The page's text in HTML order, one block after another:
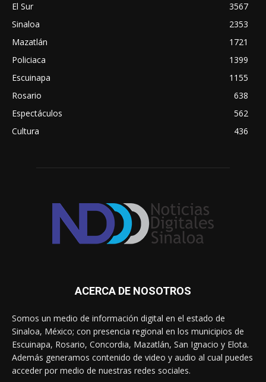
El Sur
3567
Sinaloa
2353
Mazatlán
1721
Policiaca
1399
Escuinapa
1155
Rosario
638
Espectáculos
562
Cultura
436
ACERCA DE NOSOTROS
Somos un medio de información digital en el estado de
Sinaloa, México; con presencia regional en los municipios de
Escuinapa, Rosario, Concordia, Mazatlán, San Ignacio y Elota.
Además generamos contenido de video y audio al cual puedes
acceder por medio de nuestras redes sociales.